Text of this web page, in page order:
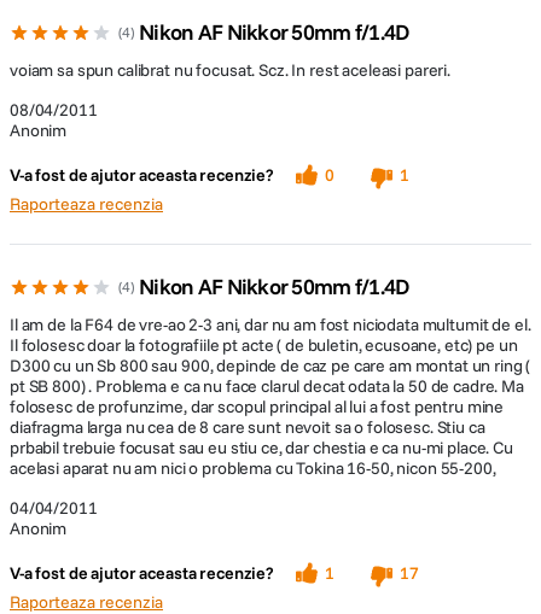
4 Nikon AF Nikkor 50mm f/1.4D
08/04/2011
Anonim
voiam sa spun calibrat nu focusat. Scz. In rest aceleasi pareri.
V-a fost de ajutor aceasta recenzie? 0
1
Raporteaza recenzia
4 Nikon AF Nikkor 50mm f/1.4D
04/04/2011
Anonim
Il am de la F64 de vre-ao 2-3 ani, dar nu am fost niciodata multumit de el.
Il folosesc doar la fotografiile pt acte ( de buletin, ecusoane, etc) pe un
D300 cu un Sb 800 sau 900, depinde de caz pe care am montat un ring (
pt SB 800) . Problema e ca nu face clarul decat odata la 50 de cadre. Ma
folosesc de profunzime, dar scopul principal al lui a fost pentru mine
diafragma larga nu cea de 8 care sunt nevoit sa o folosesc. Stiu ca
prbabil trebuie focusat sau eu stiu ce, dar chestia e ca nu-mi place. Cu
acelasi aparat nu am nici o problema cu Tokina 16-50, nicon 55-200,
V-a fost de ajutor aceasta recenzie? 1
17
Raporteaza recenzia